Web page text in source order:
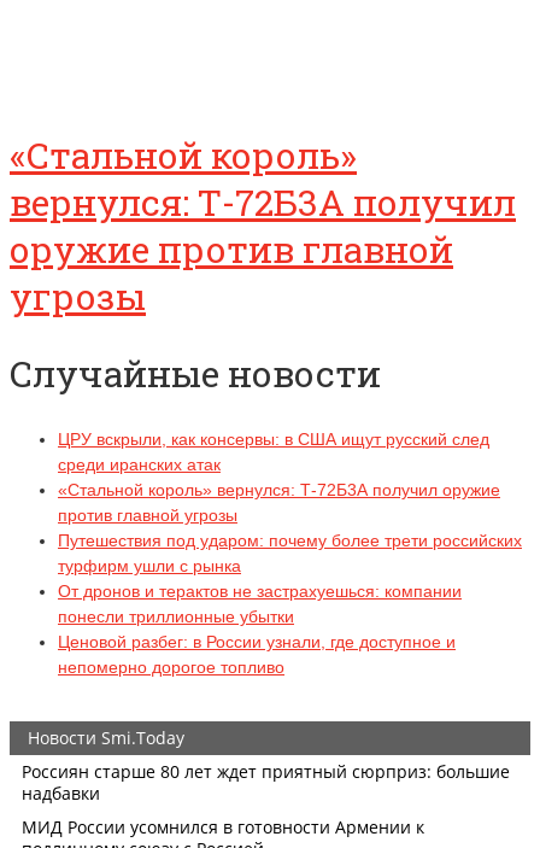
«Стальной король»
вернулся: Т-72Б3А получил
оружие против главной
угрозы
Случайные новости
ЦРУ вскрыли, как консервы: в США ищут русский след
среди иранских атак
«Стальной король» вернулся: Т-72Б3А получил оружие
против главной угрозы
Путешествия под ударом: почему более трети российских
турфирм ушли с рынка
От дронов и терактов не застрахуешься: компании
понесли триллионные убытки
Ценовой разбег: в России узнали, где доступное и
непомерно дорогое топливо